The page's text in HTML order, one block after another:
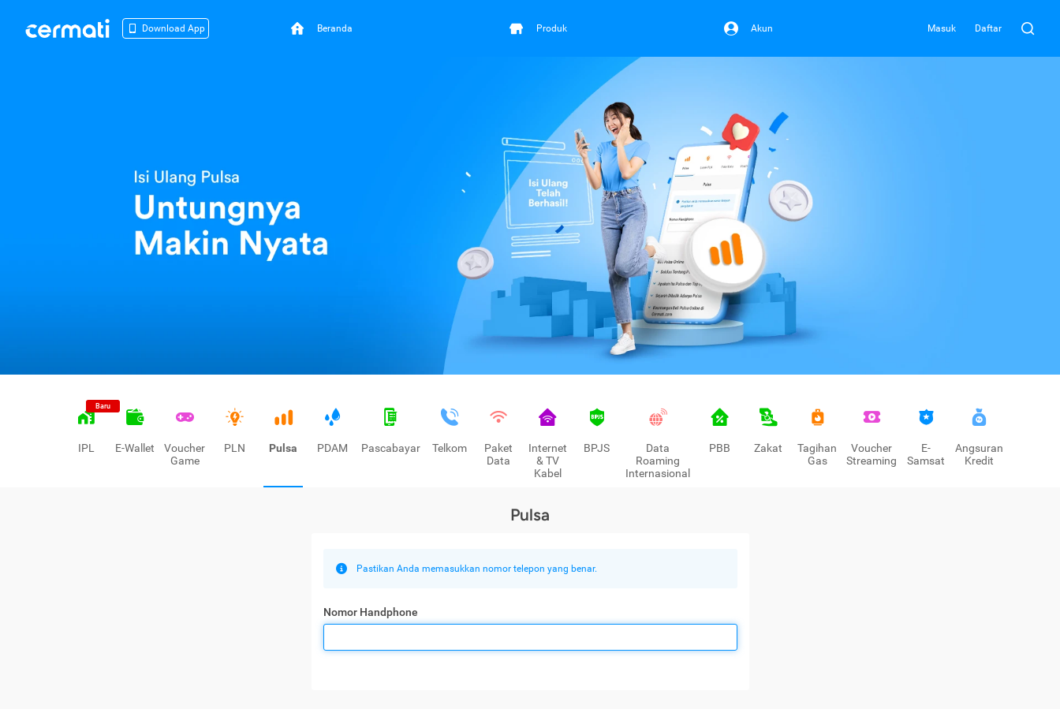
Download App Beranda Produk Akun Masuk Daftar
Baru
IPL E-Wallet
Voucher
Game
PLN Pulsa PDAM Pascabayar Telkom
Paket
Data
Internet
& TV
Kabel
BPJS
Data
Roaming
Internasional
PBB Zakat
Tagihan
Gas
Voucher
Streaming
E-
Samsat
Angsuran
Kredit
Pulsa
Pastikan Anda memasukkan nomor telepon yang benar.
Nomor Handphone